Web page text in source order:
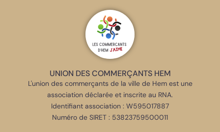
UNION DES COMMERÇANTS HEM
L'union des commerçants de la ville de Hem est une
association déclarée et inscrite au RNA.
Identifiant association : W595017887
Numéro de SIRET : 53823759500011